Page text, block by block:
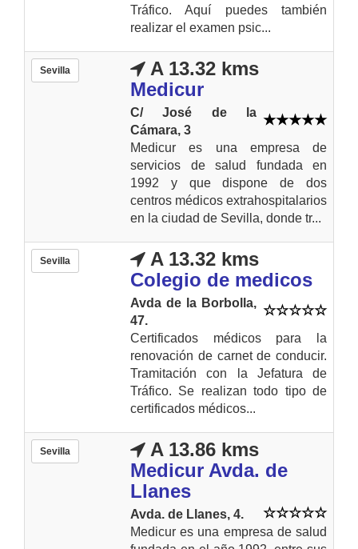
Tráfico. Aquí puedes también
realizar el examen psic...
Sevilla
A 13.32 kms
Medicur
C/ José de la
Cámara, 3
Medicur es una empresa de
servicios de salud fundada en
1992 y que dispone de dos
centros médicos extrahospitalarios
en la ciudad de Sevilla, donde tr...
Sevilla
A 13.32 kms
Colegio de medicos
Avda de la Borbolla,
47.
Certificados médicos para la
renovación de carnet de conducir.
Tramitación con la Jefatura de
Tráfico. Se realizan todo tipo de
certificados médicos...
Sevilla
A 13.86 kms
Medicur Avda. de
Llanes
Avda. de Llanes, 4.
Medicur es una empresa de salud